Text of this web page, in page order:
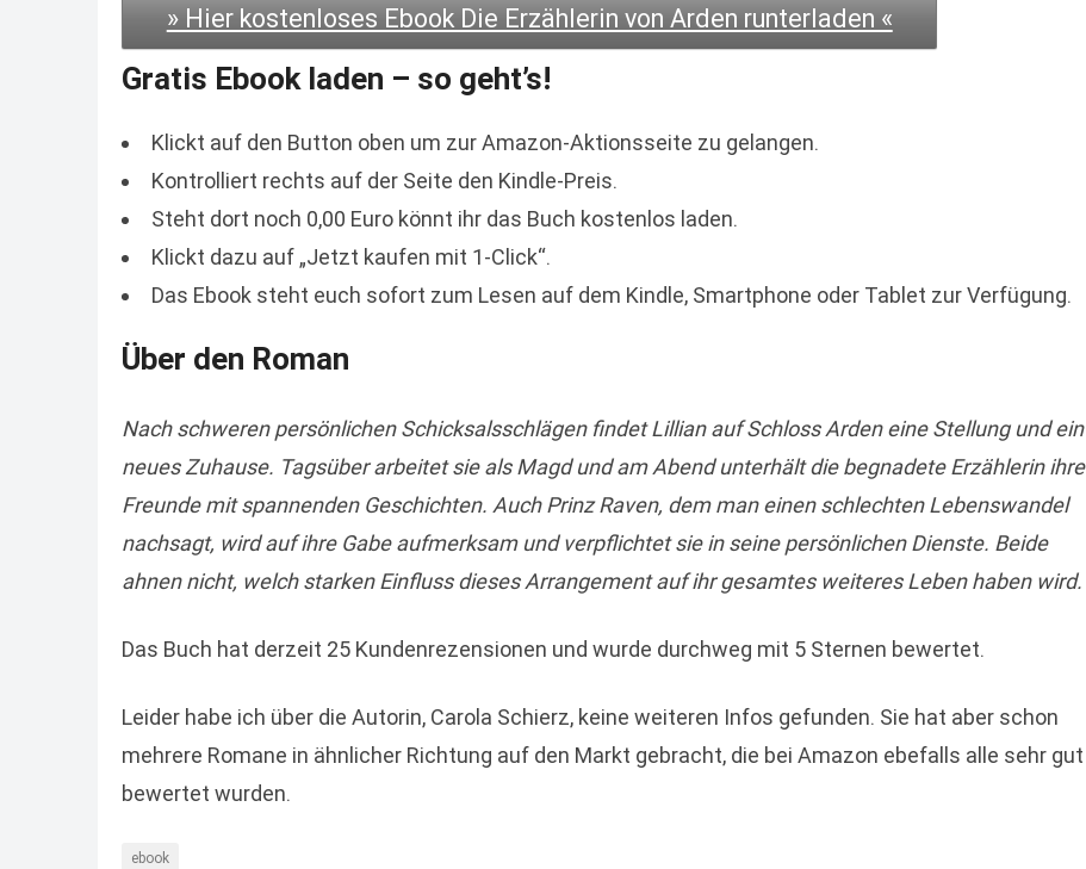
» Hier kostenloses Ebook Die Erzählerin von Arden runterladen «
Gratis Ebook laden – so geht’s!
Klickt auf den Button oben um zur Amazon-Aktionsseite zu gelangen.
Kontrolliert rechts auf der Seite den Kindle-Preis.
Steht dort noch 0,00 Euro könnt ihr das Buch kostenlos laden.
Klickt dazu auf „Jetzt kaufen mit 1-Click“.
Das Ebook steht euch sofort zum Lesen auf dem Kindle, Smartphone oder Tablet zur Verfügung.
Über den Roman
Nach schweren persönlichen Schicksalsschlägen findet Lillian auf Schloss Arden eine Stellung und ein
neues Zuhause. Tagsüber arbeitet sie als Magd und am Abend unterhält die begnadete Erzählerin ihre
Freunde mit spannenden Geschichten. Auch Prinz Raven, dem man einen schlechten Lebenswandel
nachsagt, wird auf ihre Gabe aufmerksam und verpflichtet sie in seine persönlichen Dienste. Beide
ahnen nicht, welch starken Einfluss dieses Arrangement auf ihr gesamtes weiteres Leben haben wird.
Das Buch hat derzeit 25 Kundenrezensionen und wurde durchweg mit 5 Sternen bewertet.
Leider habe ich über die Autorin, Carola Schierz, keine weiteren Infos gefunden. Sie hat aber schon
mehrere Romane in ähnlicher Richtung auf den Markt gebracht, die bei Amazon ebefalls alle sehr gut
bewertet wurden.
ebook